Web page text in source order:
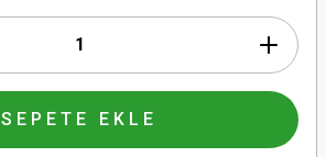
SEPETE EKLE